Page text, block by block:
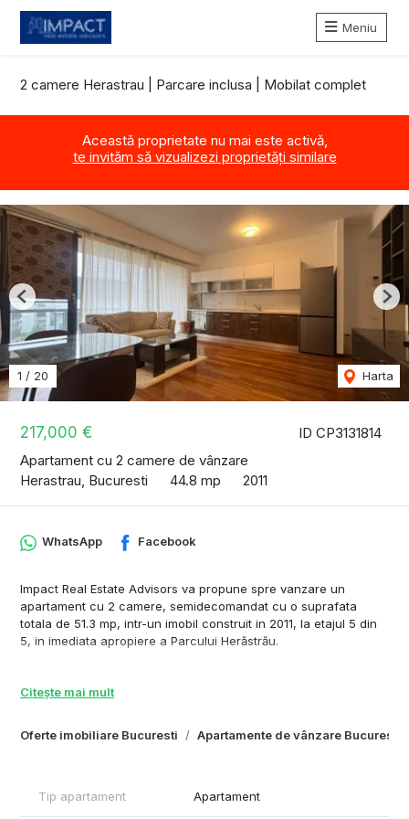
Meniu
2 camere Herastrau | Parcare inclusa | Mobilat complet
Această proprietate nu mai este activă,
te invităm să vizualizezi proprietăți similare
ID CP3131814
217,000 €
Apartament cu 2 camere de vânzare
Herastrau, Bucuresti
44.8 mp 2011
1 / 20 Harta
Previous
Oferte imobiliare Bucuresti Apartamente de vânzare Bucuresti
WhatsApp Facebook
Impact Real Estate Advisors va propune spre vanzare un
apartament cu 2 camere, semidecomandat cu o suprafata
totala de 51.3 mp, intr-un imobil construit in 2011, la etajul 5 din
5, in imediata apropiere a Parcului Herăstrău.
restaurante, cafenele și centre de afaceri, cu acces facil.
Apartamentul masoara o suprafață utilă de 44.80 mp, la care se
baie. hol.
Citește mai mult
Tip apartament Apartament